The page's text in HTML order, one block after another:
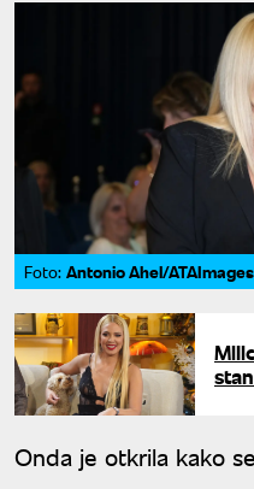
Foto: Antonio Ahel/ATAImages
Onda je otkrila kako